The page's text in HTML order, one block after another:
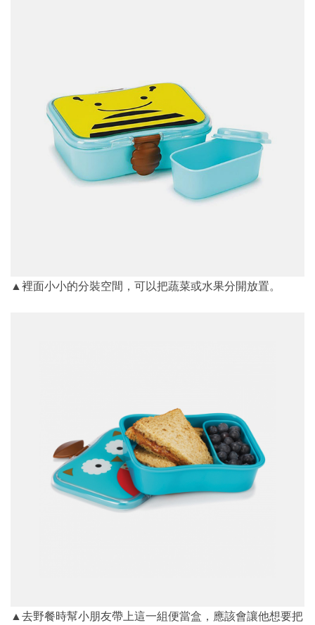
▲裡面小小的分裝空間，可以把蔬菜或水果分開放置。
▲去野餐時幫小朋友帶上這一組便當盒，應該會讓他想要把